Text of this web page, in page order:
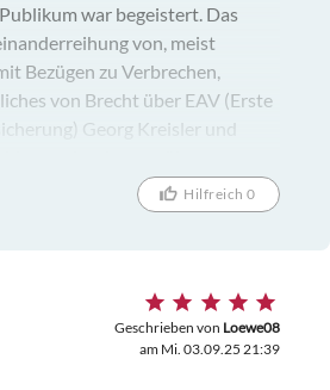
war begeistert. Das
von, meist
Bezügen zu Verbrechen,
von Brecht über EAV (Erste
Georg Kreisler und
das schöne blumige
Horizont. Wir hoffen, noch
Hilfreich 0
Geschrieben von Loewe08
am Mi. 03.09.25 21:39